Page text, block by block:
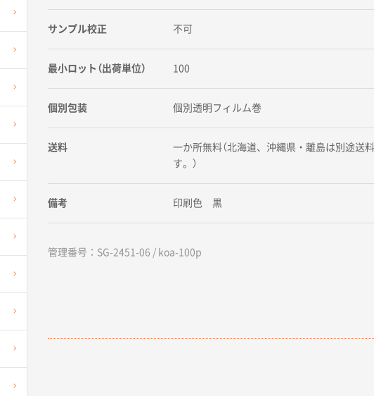
サンプル校正 不可
最小ロット（出荷単位） 100
個別包装 個別透明フィルム巻
送料
一か所無料（北海道、沖縄県・離島は別途送
す。）
備考 印刷色 黒
管理番号：SG-2451-06 / koa-100p